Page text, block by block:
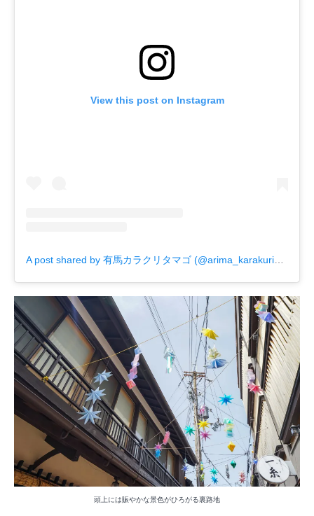
View this post on Instagram
A post shared by 有馬カラクリタマゴ (@arima_karakuri_tamago)
頭上には賑やかな景色がひろがる裏路地